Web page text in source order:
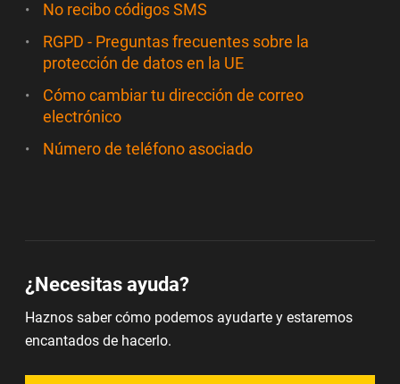
No recibo códigos SMS
RGPD - Preguntas frecuentes sobre la
protección de datos en la UE
Cómo cambiar tu dirección de correo
electrónico
Número de teléfono asociado
¿Necesitas ayuda?
Haznos saber cómo podemos ayudarte y estaremos
encantados de hacerlo.